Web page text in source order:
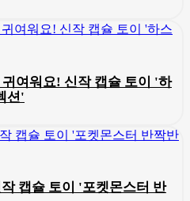
여워요! 신작 캡슐 토이 '하
션'
캡슐 토이 '포켓몬스터 반